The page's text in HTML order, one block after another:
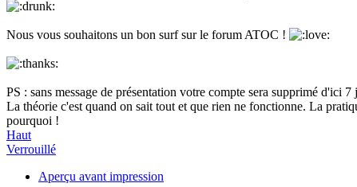
Nous vous souhaitons un bon surf sur le forum ATOC !
PS : sans message de présentation votre compte sera supprimé d'ici 7
La théorie c'est quand on sait tout et que rien ne fonctionne. La
pourquoi !
Haut
Verrouillé
Aperçu avant impression